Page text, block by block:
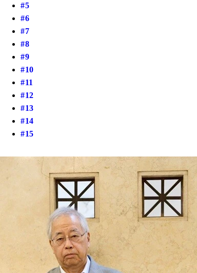
#5
#6
#7
#8
#9
#10
#11
#12
#13
#14
#15